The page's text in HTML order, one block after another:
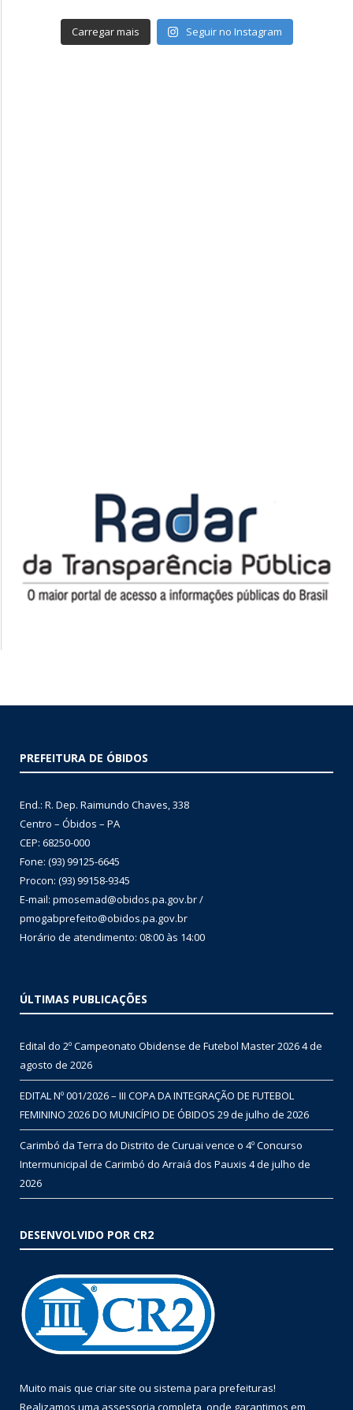
Carregar mais Seguir no Instagram
PREFEITURA DE ÓBIDOS
End.: R. Dep. Raimundo Chaves, 338
Centro – Óbidos – PA
CEP: 68250-000
Fone: (93) 99125-6645
Procon: (93) 99158-9345
E-mail: pmosemad@obidos.pa.gov.br /
pmogabprefeito@obidos.pa.gov.br
Horário de atendimento: 08:00 às 14:00
ÚLTIMAS PUBLICAÇÕES
Edital do 2º Campeonato Obidense de Futebol Master 20264 de
agosto de 2026
EDITAL Nº 001/2026 – III COPA DA INTEGRAÇÃO DE FUTEBOL
FEMININO 2026 DO MUNICÍPIO DE ÓBIDOS 29 de julho de 2026
Carimbó da Terra do Distrito de Curuai vence o 4º Concurso
Intermunicipal de Carimbó do Arraiá dos Pauxis 4 de julho de
2026
DESENVOLVIDO POR CR2
Muito mais que criar site ou sistema para prefeituras!